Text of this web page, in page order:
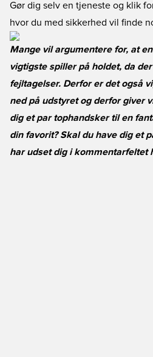
Gør dig selv en tjeneste og klik
hvor du med sikkerhed vil finde
Mange vil argumentere for, at
vigtigste spiller på holdet, da
fejltagelser. Derfor er det også
ned på udstyret og derfor giver
dig et par tophandsker til en
din favorit? Skal du have dig et
har udset dig i kommentarfeltet